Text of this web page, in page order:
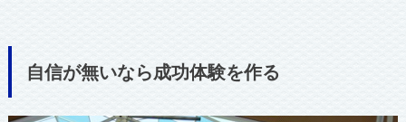
自信が無いなら成功体験を作る